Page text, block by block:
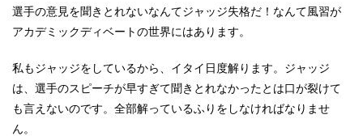
選手の意見を聞きとれないなんてジャッジ失格だ！なんて風習が
アカデミックディベートの世界にはあります。
私もジャッジをしているから、イタイ日度解ります。ジャッジ
は、選手のスピーチが早すぎて聞きとれなかったとは口が裂けて
も言えないのです。全部解っているふりをしなければなりませ
ん。